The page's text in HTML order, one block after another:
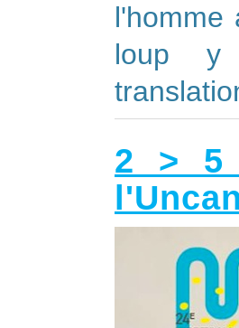
l'homme
loup
2 > 5